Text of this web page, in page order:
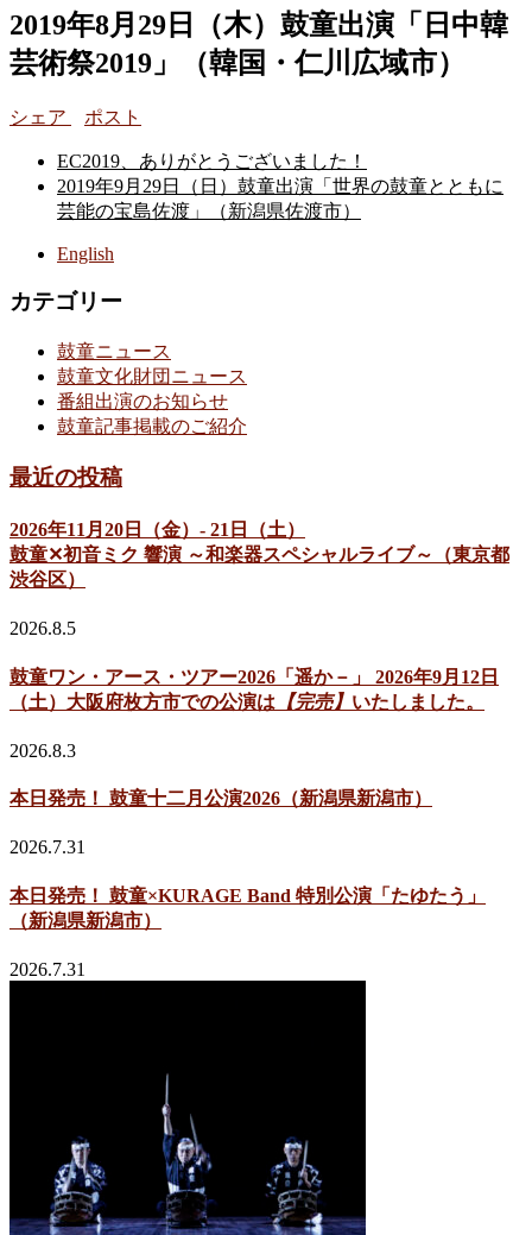
2019年8月29日（木）鼓童出演「日中韓
芸術祭2019」（韓国・仁川広域市）
シェア ポスト
EC2019、ありがとうございました！
2019年9月29日（日）鼓童出演「世界の鼓童とともに
芸能の宝島佐渡」（新潟県佐渡市）
English
カテゴリー
鼓童ニュース
鼓童文化財団ニュース
番組出演のお知らせ
鼓童記事掲載のご紹介
最近の投稿
2026年11月20日（金）- 21日（土）
鼓童✕初音ミク 響演 ～和楽器スペシャルライブ～（東京都
渋谷区）
2026.8.5
鼓童ワン・アース・ツアー2026「遥か－」 2026年9月12日
（土）大阪府枚方市での公演は 【完売】 いたしました。
2026.8.3
本日発売！ 鼓童十二月公演2026（新潟県新潟市）
2026.7.31
本日発売！ 鼓童×KURAGE Band 特別公演「たゆたう」
（新潟県新潟市）
2026.7.31